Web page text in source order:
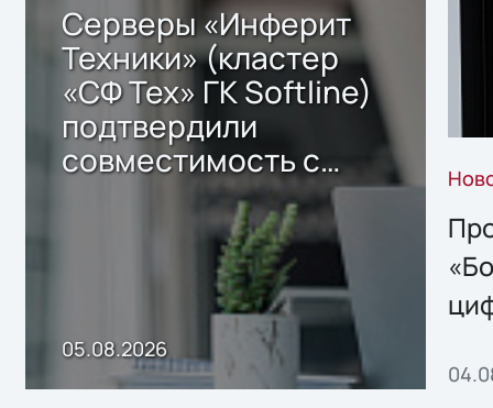
Серверы «Инферит
Техники» (кластер
«СФ Тех» ГК Softline)
подтвердили
совместимость с
решением Sharx
Storage 2.x для
хранения данных
05.08.2026